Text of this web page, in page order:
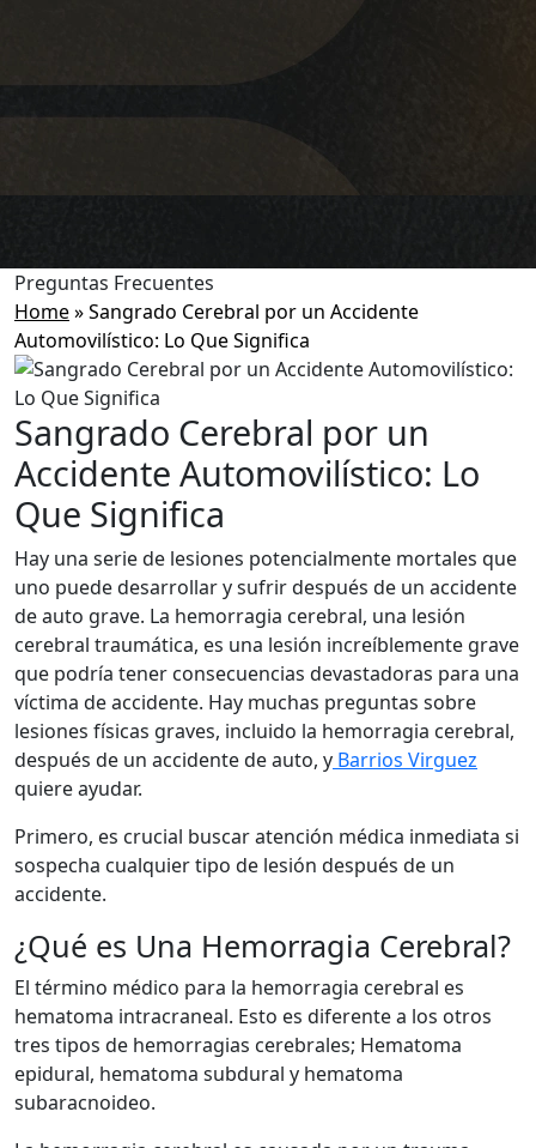
Preguntas Frecuentes
Home»Sangrado Cerebral por un Accidente
Automovilístico: Lo Que Significa
Sangrado Cerebral por un
Accidente Automovilístico: Lo
Que Significa
Hay una serie de lesiones potencialmente mortales que
uno puede desarrollar y sufrir después de un accidente
de auto grave. La hemorragia cerebral, una lesión
cerebral traumática, es una lesión increíblemente grave
que podría tener consecuencias devastadoras para una
víctima de accidente. Hay muchas preguntas sobre
lesiones físicas graves, incluido la hemorragia cerebral,
después de un accidente de auto, y Barrios Virguez
quiere ayudar.
Primero, es crucial buscar atención médica inmediata si
sospecha cualquier tipo de lesión después de un
accidente.
¿Qué es Una Hemorragia Cerebral?
El término médico para la hemorragia cerebral es
hematoma intracraneal. Esto es diferente a los otros
tres tipos de hemorragias cerebrales; Hematoma
epidural, hematoma subdural y hematoma
subaracnoideo.